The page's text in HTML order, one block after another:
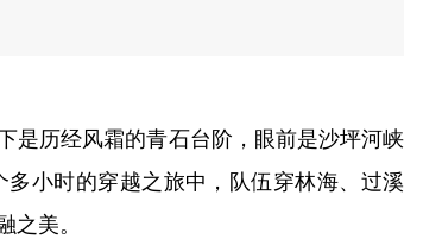
是历经风霜的青石台阶，眼前是沙坪河峡
小时的穿越之旅中，队伍穿林海、过溪
之美。